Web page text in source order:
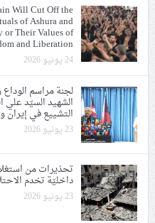
Will Cut Off the
of Ashura and
Their Values of
and Liberation
24 يونيو 2026
لجنة مراسم الوداع
الشهيد السيّد علي
التشييع في إيران
23 يونيو 2026
تحذيرات من
داخليّة تخدم
23 يونيو 2026